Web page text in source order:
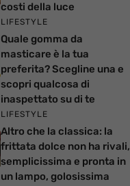
costi della luce
LIFESTYLE
Quale gomma da
masticare è la tua
preferita? Scegline una e
scopri qualcosa di
inaspettato su di te
LIFESTYLE
Altro che la classica: la
frittata dolce non ha rivali,
semplicissima e pronta in
un lampo, golosissima